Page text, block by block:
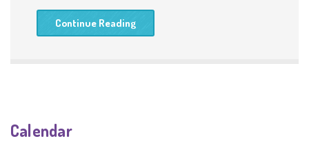
Continue Reading
Calendar